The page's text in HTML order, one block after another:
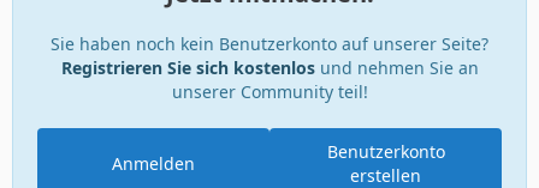
Sie haben noch kein Benutzerkonto auf unserer Seite?
Registrieren Sie sich kostenlosund nehmen Sie an
unserer Community teil!
Benutzerkonto
erstellen
Anmelden